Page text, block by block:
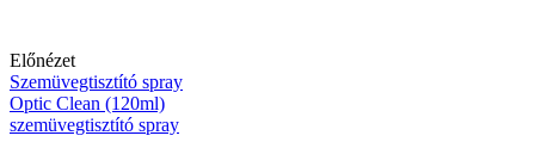
Előnézet
Szemüvegtisztító spray
Optic Clean (120ml)
szemüvegtisztító spray